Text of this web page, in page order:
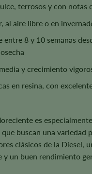
terrosos y con notas
al aire libre o en
8 y 10 semanas
y crecimiento
en resina, con
es
buscan una variedad
clásicos de la Diesel,
un buen rendimiento